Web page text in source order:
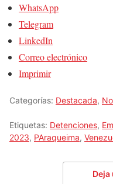
WhatsApp
Telegram
LinkedIn
Correo electrónico
Imprimir
Categorías: Destacada,
Etiquetas: Detenciones,
2023, PAraqueima,